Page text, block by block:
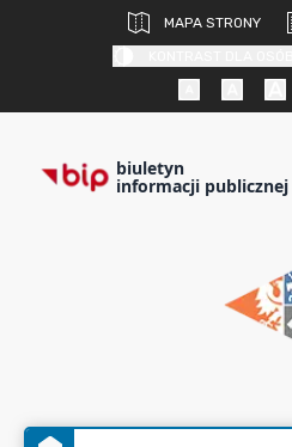
MAPA STRONY
biuletyn
informacji publicznej